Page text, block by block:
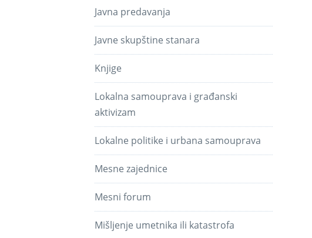
Javna predavanja
Javne skupštine stanara
Knjige
Lokalna samouprava i građanski
aktivizam
Lokalne politike i urbana samouprava
Mesne zajednice
Mesni forum
Mišljenje umetnika ili katastrofa